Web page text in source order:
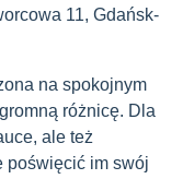
11, Gdańsk-
na spokojnym
różnicę. Dla
ale też
poświęcić im swój